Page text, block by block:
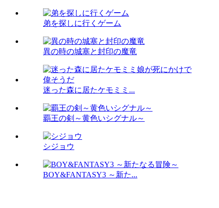
弟を探しに行くゲーム
異の時の城塞と封印の魔竜
迷った森に居たケモミミ...
覇王の剣～黄色いシグナル～
シジョウ
BOY&FANTASY3 ～新た...